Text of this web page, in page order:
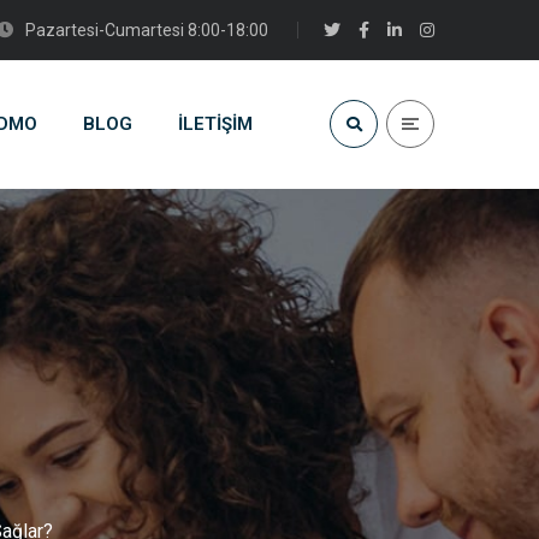
Pazartesi-Cumartesi 8:00-18:00
BLOG İLETIŞIM